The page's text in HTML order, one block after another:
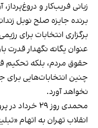
زبانی فریب‌کار و
برنده جایزه صلح نوبل
برگزاری انتخابات برای
عنوان یگانه نگهدار قدرت
حقوق مردم، بلکه تحکیم
چنین انتخابات‌هایی
نخواهد آورد.
انقلاب تهران به اتهام